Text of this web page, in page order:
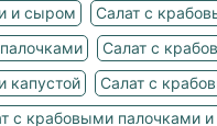
и сыром
Салат с
Салат с
капустой
Салат с
с крабовыми палочками